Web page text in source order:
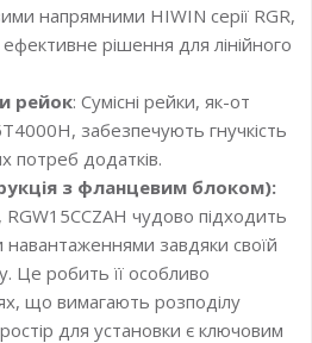
напрямними HIWIN серії RGR,
рішення для лінійного
рейок: Сумісні рейки, як-от
забезпечують гнучкість
потреб додатків.
з фланцевим блоком):
чудово підходить
завдяки своїй
Це робить її особливо
що вимагають розподілу
для установки є ключовим